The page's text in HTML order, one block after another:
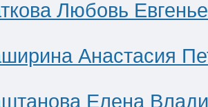
Любовь
Анастасия
Елена